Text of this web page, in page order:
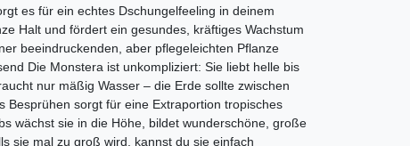
es für ein echtes Dschungelfeeling in deinem
Halt und fördert ein gesundes, kräftiges Wachstum
beeindruckenden, aber pflegeleichten Pflanze
Die Monstera ist unkompliziert: Sie liebt helle bis
nur mäßig Wasser – die Erde sollte zwischen
Besprühen sorgt für eine Extraportion tropisches
wächst sie in die Höhe, bildet wunderschöne, große
sie mal zu groß wird, kannst du sie einfach